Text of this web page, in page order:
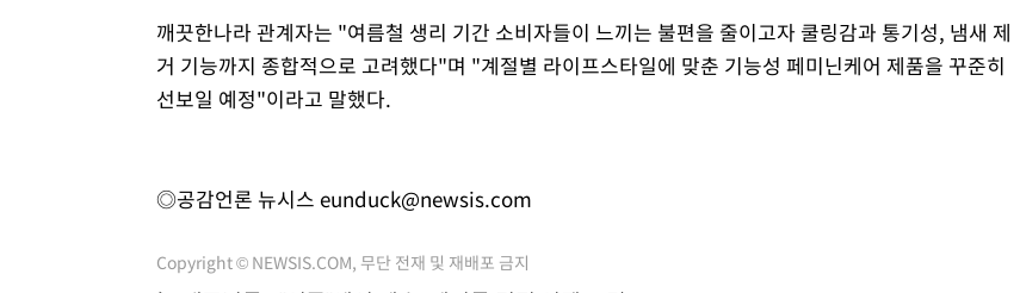
깨끗한나라 관계자는 "여름철 생리 기간 소비자들이 느끼는 불편을 줄이고자 쿨링감과 통기성, 냄새 제
거 기능까지 종합적으로 고려했다"며 "계절별 라이프스타일에 맞춘 기능성 페미닌케어 제품을 꾸준히
선보일 예정"이라고 말했다.
◎공감언론 뉴시스 eunduck@newsis.com
Copyright © NEWSIS.COM, 무단 전재 및 재배포 금지